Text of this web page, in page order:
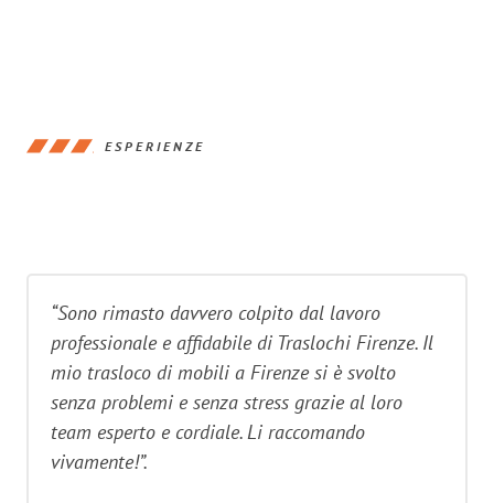
ESPERIENZE
“Sono rimasto davvero colpito dal lavoro
professionale e affidabile di Traslochi Firenze. Il
mio trasloco di mobili a Firenze si è svolto
senza problemi e senza stress grazie al loro
team esperto e cordiale. Li raccomando
vivamente!”.